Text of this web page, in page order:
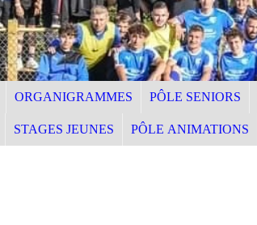
ORGANIGRAMMES PÔLE SENIORS
STAGES JEUNES PÔLE ANIMATIONS